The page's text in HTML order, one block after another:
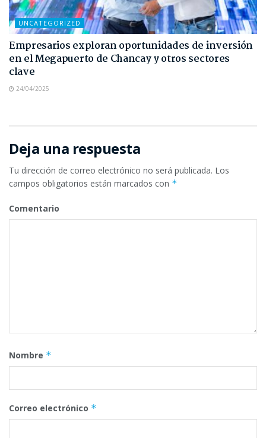
UNCATEGORIZED
Empresarios exploran oportunidades de inversión
en el Megapuerto de Chancay y otros sectores
clave
24/04/2025
Deja una respuesta
Tu dirección de correo electrónico no será publicada. Los
campos obligatorios están marcados con *
Comentario
Nombre *
Correo electrónico *